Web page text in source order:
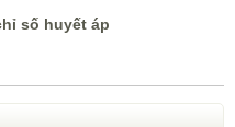
số huyết áp